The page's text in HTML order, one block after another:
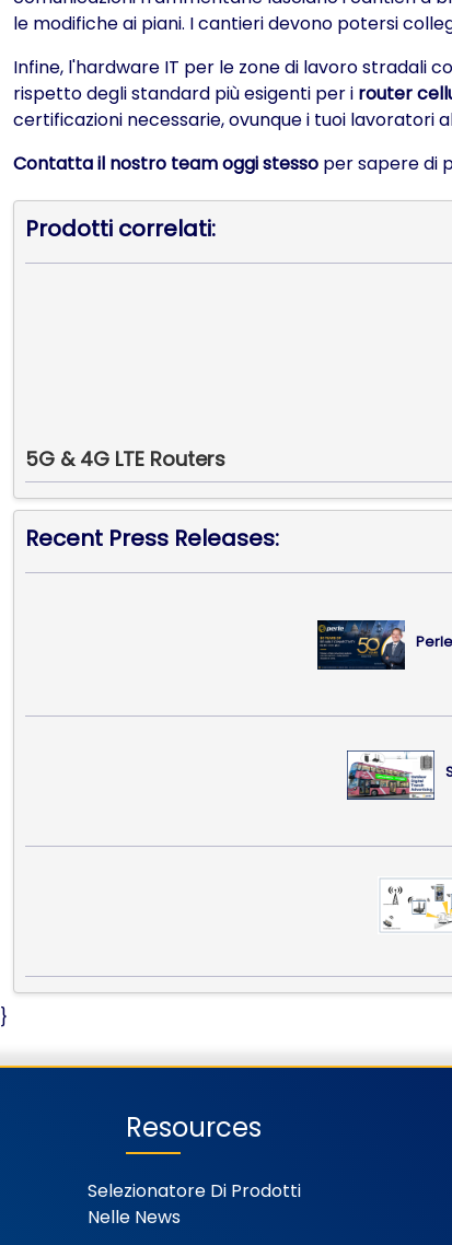
le modifiche ai piani. I cantieri devono potersi
Infine, l'hardware IT per le zone di lavoro stradali
rispetto degli standard più esigenti per i router
certificazioni necessarie, ovunque i tuoi lavoratori
Contatta il nostro team oggi stesso per sapere di
Prodotti correlati:
5G & 4G LTE Routers
Recent Press Releases:
}
Resources
Selezionatore Di Prodotti
Nelle News